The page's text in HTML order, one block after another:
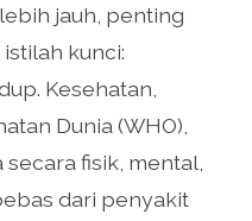
jauh, penting
kunci:
Kesehatan,
Dunia (WHO),
fisik, mental,
dari penyakit